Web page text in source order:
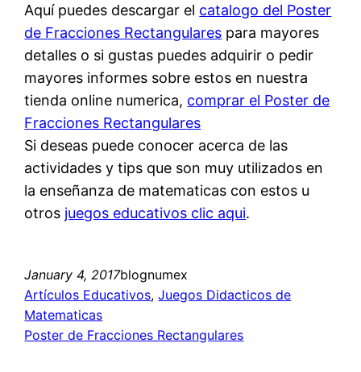
Aquí puedes descargar el catalogo del Poster
de Fracciones Rectangulares para mayores
detalles o si gustas puedes adquirir o pedir
mayores informes sobre estos en nuestra
tienda online numerica, comprar el Poster de
Fracciones Rectangulares
Si deseas puede conocer acerca de las
actividades y tips que son muy utilizados en
la enseñanza de matematicas con estos u
otros juegos educativos clic aqui.
January 4, 2017blognumex
Artículos Educativos, Juegos Didacticos de
Matematicas
Poster de Fracciones Rectangulares